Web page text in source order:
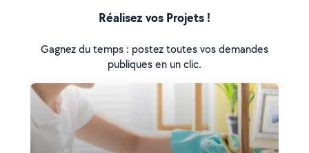
Réalisez vos Projets !
Gagnez du temps : postez toutes vos demandes
publiques en un clic.